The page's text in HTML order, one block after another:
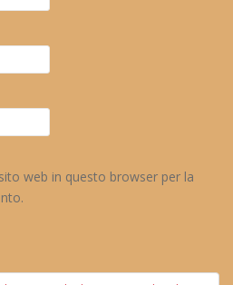
web in questo browser per la